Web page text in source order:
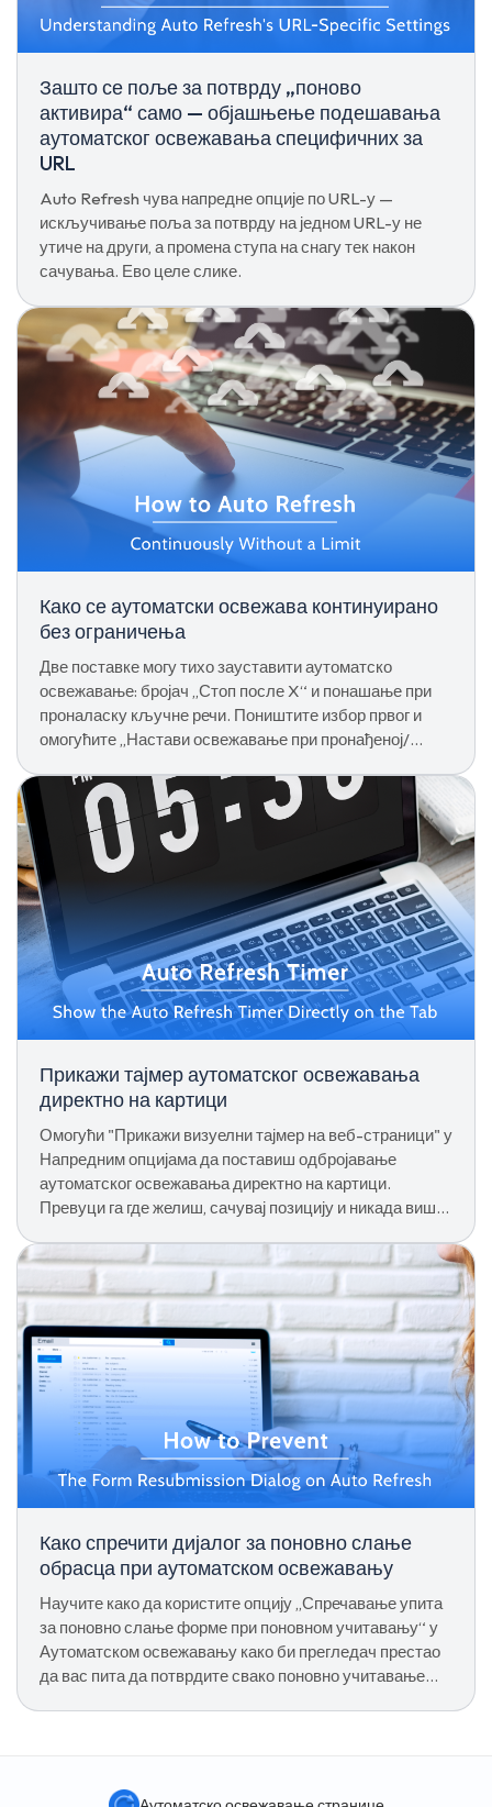
Зашто се поље за потврду „поново
активира“ само — објашњење подешавања
аутоматског освежавања специфичних за
URL
Auto Refresh чува напредне опције по URL-у —
искључивање поља за потврду на једном URL-у не
утиче на други, а промена ступа на снагу тек након
сачувања. Ево целе слике.
Како се аутоматски освежава континуирано
без ограничења
Две поставке могу тихо зауставити аутоматско
освежавање: бројач „Стоп после X“ и понашање при
проналаску кључне речи. Поништите избор првог и
омогућите „Настави освежавање при пронађеној/
Прикажи тајмер аутоматског освежавања
директно на картици
Омогући "Прикажи визуелни тајмер на веб-страници" у
Напредним опцијама да поставиш одбројавање
аутоматског освежавања директно на картици.
Превуци га где желиш, сачувај позицију и никада више
Како спречити дијалог за поновно слање
обрасца при аутоматском освежавању
Научите како да користите опцију „Спречавање упита
за поновно слање форме при поновном учитавању“ у
Аутоматском освежавању како би прегледач престао
да вас пита да потврдите свако поновно учитавање